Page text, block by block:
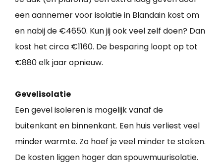
een aannemer voor isolatie in Blandain kost om
en nabij de €4650. Kun jij ook veel zelf doen? Dan
kost het circa €1160. De besparing loopt op tot
€880 elk jaar opnieuw.
Gevelisolatie
Een gevel isoleren is mogelijk vanaf de
buitenkant en binnenkant. Een huis verliest veel
minder warmte. Zo hoef je veel minder te stoken.
De kosten liggen hoger dan spouwmuurisolatie.